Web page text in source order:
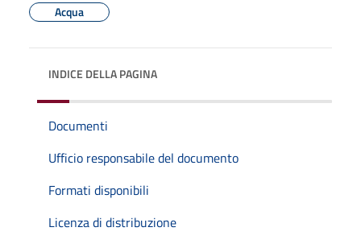
Acqua
INDICE DELLA PAGINA
Documenti
Ufficio responsabile del documento
Formati disponibili
Licenza di distribuzione